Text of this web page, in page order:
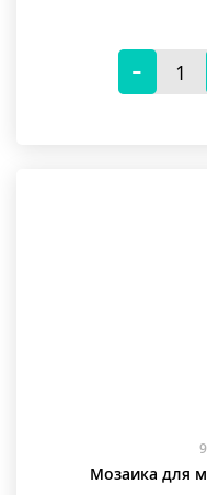
Мозаика для